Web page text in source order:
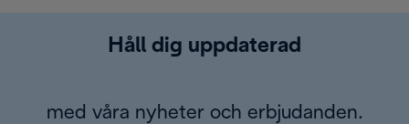
Håll dig uppdaterad
med våra nyheter och erbjudanden.